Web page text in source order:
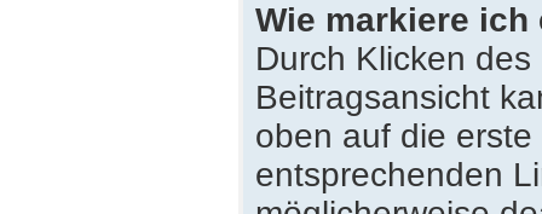
Wie markiere ich
Durch Klicken des
Beitragsansicht
oben auf die
entsprechenden